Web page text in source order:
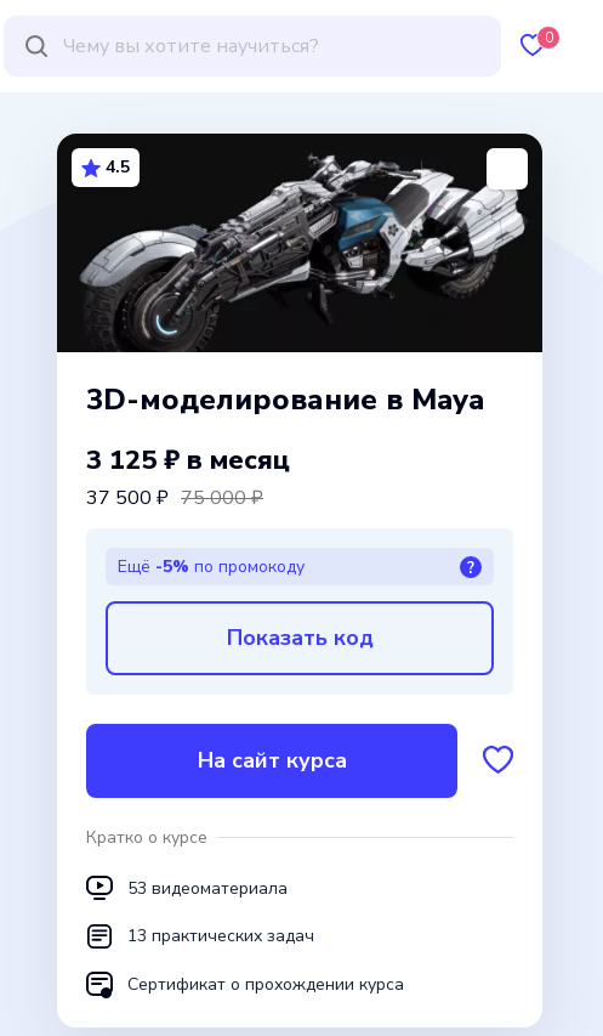
0
4.5
3D-моделирование в Maya
3 125 ₽ в месяц
37 500 ₽ 75 000 ₽
Ещё -5% по промокоду ?
Показать код
На сайт курса
Кратко о курсе
53 видеоматериала
13 практических задач
Сертификат о прохождении курса